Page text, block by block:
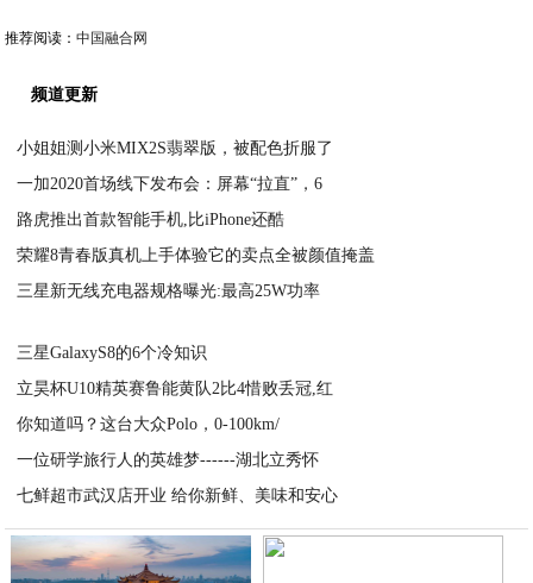
推荐阅读：中国融合网
频道更新
小姐姐测小米MIX2S翡翠版，被配色折服了
一加2020首场线下发布会：屏幕“拉直”，6
路虎推出首款智能手机,比iPhone还酷
荣耀8青春版真机上手体验它的卖点全被颜值掩盖
三星新无线充电器规格曝光:最高25W功率
三星GalaxyS8的6个冷知识
立昊杯U10精英赛鲁能黄队2比4惜败丢冠,红
你知道吗？这台大众Polo，0-100km/
一位研学旅行人的英雄梦------湖北立秀怀
七鲜超市武汉店开业 给你新鲜、美味和安心
2020-11-06